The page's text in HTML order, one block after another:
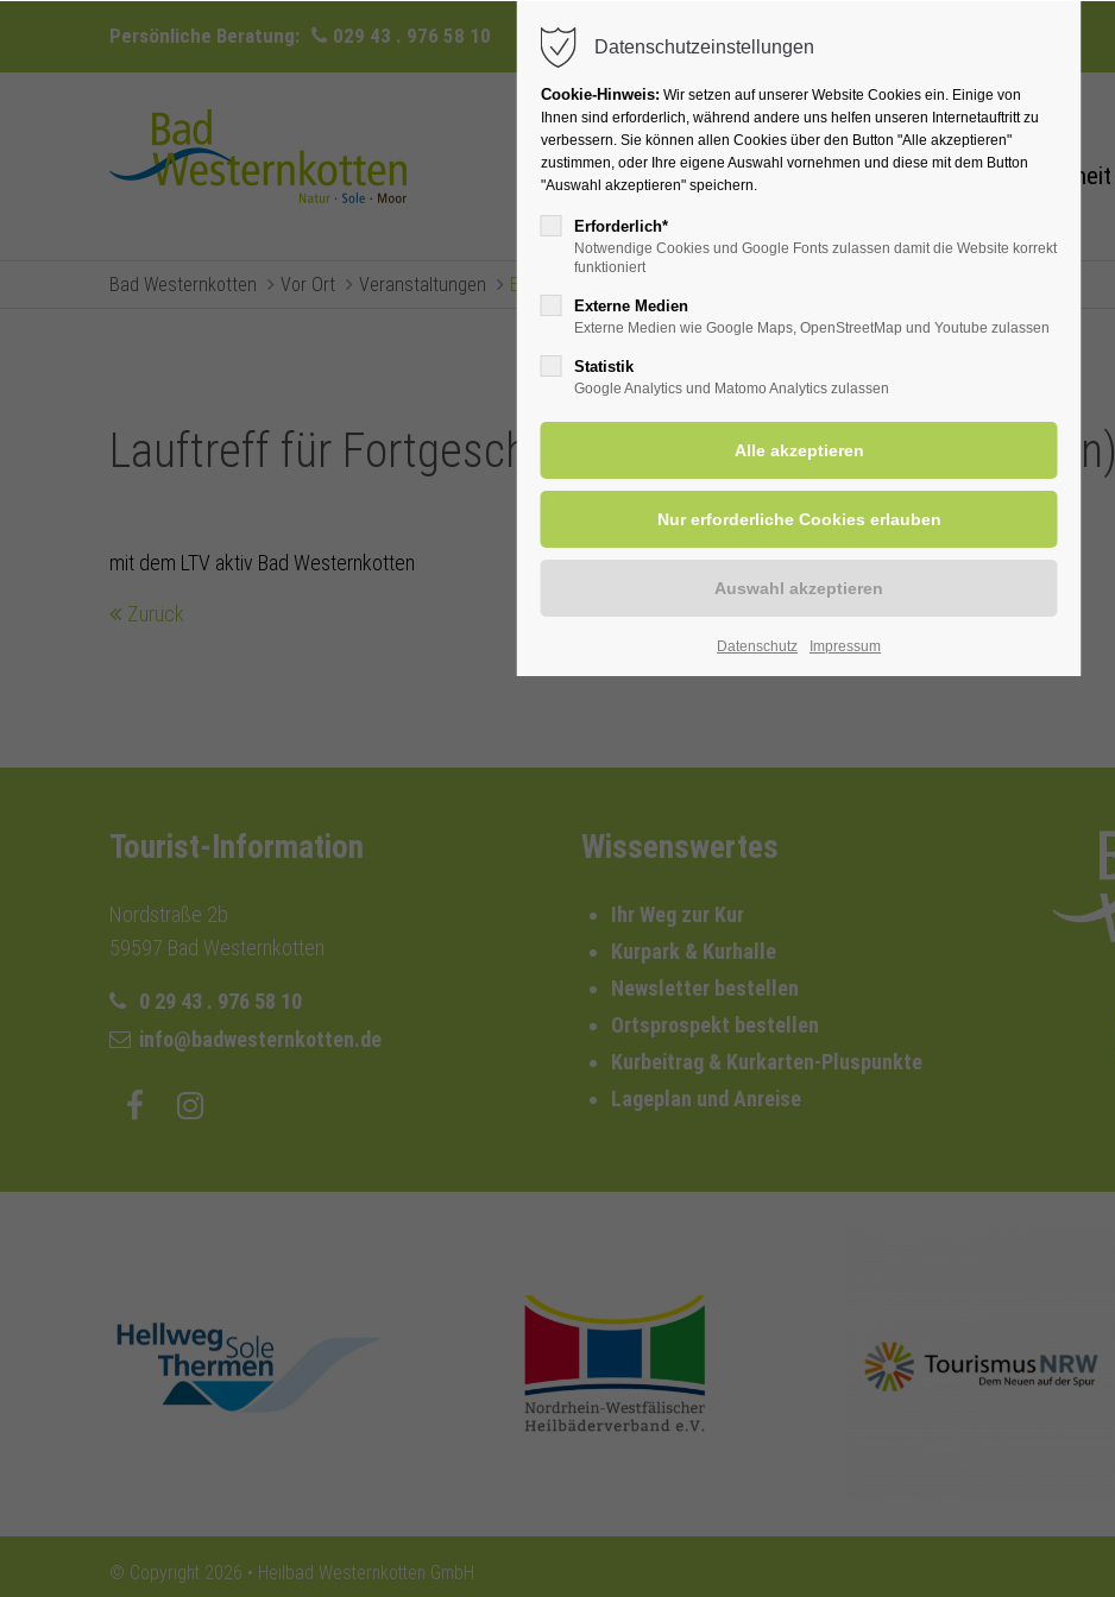
Persönliche Beratung: 029 43 . 976 58 10 info@badwesternkotten.de
Ihr Heilbad Übernachten Für Ihre Gesundheit
Bad Westernkotten Vor Ort Veranstaltungen Eventsreader (Timeline)
Lauftreff für Fortgeschrittene (versch. Streckenlängen)
mit dem LTV aktiv Bad Westernkotten
Zurück
Tourist-Information
Nordstraße 2b
59597 Bad Westernkotten
0 29 43 . 976 58 10
info@badwesternkotten.de
Wissenswertes
Ihr Weg zur Kur
Kurpark & Kurhalle
Newsletter bestellen
Ortsprospekt bestellen
Kurbeitrag & Kurkarten-Pluspunkte
Lageplan und Anreise
hellweg-sole-
thermen.de
heilbaeder.de
nrw-tourismus.de
© Copyright 2026 • Heilbad Westernkotten GmbH
Datenschutzeinstellungen
Cookie-Hinweis: Wir setzen auf unserer Website Cookies ein. Einige von
Ihnen sind erforderlich, während andere uns helfen unseren Internetauftritt zu
verbessern. Sie können allen Cookies über den Button "Alle akzeptieren"
zustimmen, oder Ihre eigene Auswahl vornehmen und diese mit dem Button
"Auswahl akzeptieren" speichern.
Erforderlich*
Notwendige Cookies und Google Fonts zulassen damit die Website korrekt
funktioniert
Externe Medien
Externe Medien wie Google Maps, OpenStreetMap und Youtube zulassen
Statistik
Google Analytics und Matomo Analytics zulassen
Datenschutz Impressum